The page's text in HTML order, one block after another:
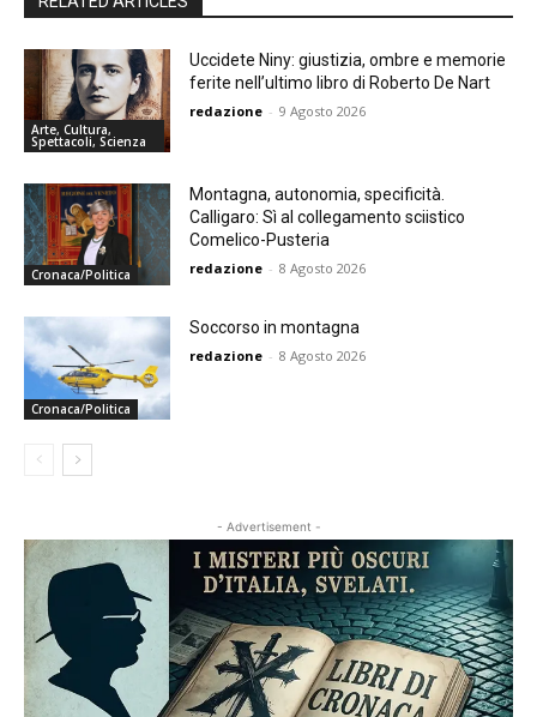
Arte, Cultura,
Spettacoli, Scienza
Uccidete Niny: giustizia, ombre e memorie
ferite nell’ultimo libro di Roberto De Nart
redazione - 9 Agosto 2026
Cronaca/Politica
Montagna, autonomia, specificità.
Calligaro: Sì al collegamento sciistico
Comelico-Pusteria
redazione - 8 Agosto 2026
Cronaca/Politica
Soccorso in montagna
redazione - 8 Agosto 2026
- Advertisement -